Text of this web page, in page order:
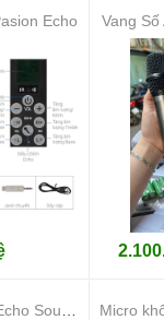
Echo Vang Số